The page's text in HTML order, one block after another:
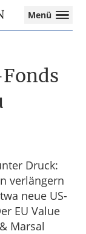
Menü
Druck:
verlängern
neue US-
EU Value
Marsal